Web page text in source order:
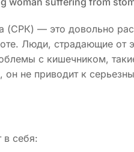
— это довольно
Люди, страдающие от
с кишечником,
он не приводит к
себя: